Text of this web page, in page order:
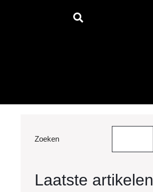
Zoeken
Laatste artikelen